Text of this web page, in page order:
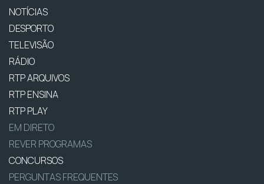
NOTÍCIAS
DESPORTO
TELEVISÃO
RÁDIO
RTP ARQUIVOS
RTP ENSINA
RTP PLAY
EM DIRETO
REVER PROGRAMAS
CONCURSOS
PERGUNTAS FREQUENTES